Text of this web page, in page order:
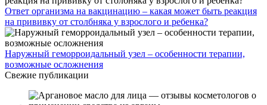
Ответ организма на вакцинацию – какая может быть реакция
на прививку от столбняка у взрослого и ребенка?
Наружный геморроидальный узел – особенности терапии,
возможные осложнения
Свежие публикации